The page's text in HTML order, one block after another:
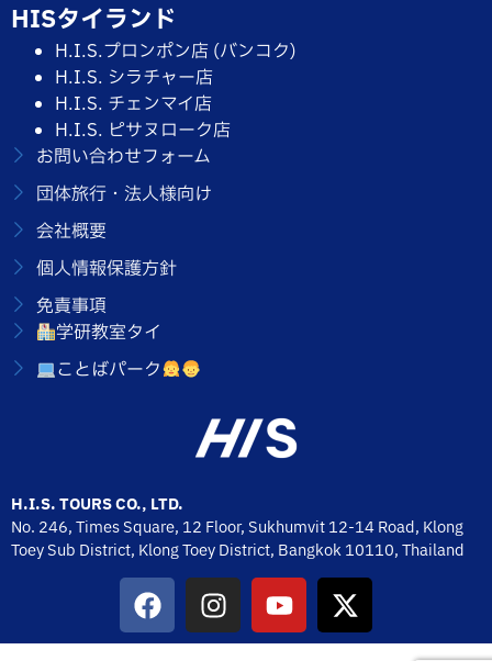
HISタイランド
H.I.S.プロンポン店 (バンコク)
H.I.S. シラチャー店
H.I.S. チェンマイ店
H.I.S. ピサヌローク店
お問い合わせフォーム
団体旅行・法人様向け
会社概要
個人情報保護方針
免責事項
学研教室タイ
ことばパーク
H.I.S. TOURS CO., LTD.
No. 246, Times Square, 12 Floor, Sukhumvit 12-14 Road, Klong
Toey Sub District, Klong Toey District, Bangkok 10110,Thailand